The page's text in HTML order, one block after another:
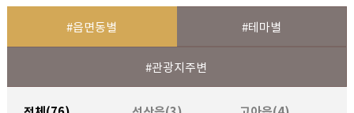
#읍면동별 #테마별
#관광지주변